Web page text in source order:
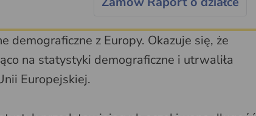
demograficzne z Europy. Okazuje się, że
na statystyki demograficzne i utrwaliła
Europejskiej.